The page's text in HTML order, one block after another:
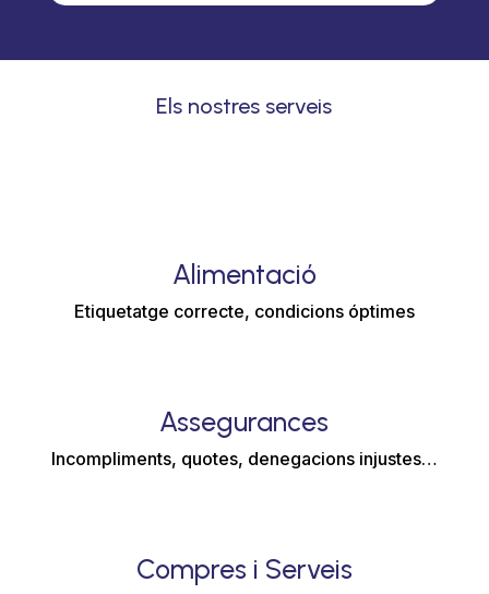
Els nostres serveis
Alimentació
Etiquetatge correcte, condicions óptimes
Assegurances
Incompliments, quotes, denegacions injustes…
Compres i Serveis